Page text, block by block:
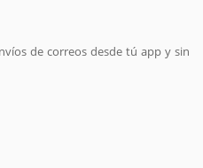
de correos desde tú app y sin